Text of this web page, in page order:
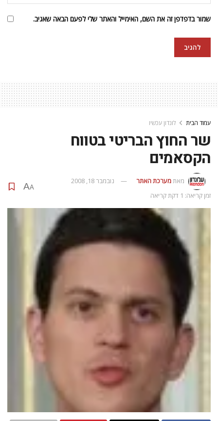
שמור בדפדפן זה את השם, האימייל והאתר שלי לפעם הבאה שאגיב.
עמוד הבית לונדון עכשיו
שר החוץ הבריטי בטווח
הקסאמים
מאתמערכת האתר
נובמבר 18, 2008
זמן קריאה: 1 דקת קריאה
A
A